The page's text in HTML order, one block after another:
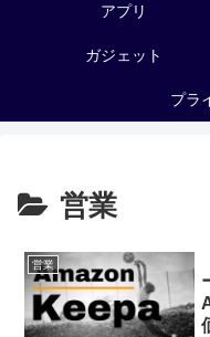
アプリ
ガジェット
プラ
営業
営業